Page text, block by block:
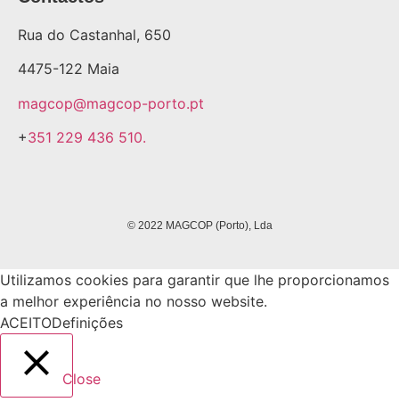
Rua do Castanhal, 650
4475-122 Maia
magcop@magcop-porto.pt
+351 229 436 510.
© 2022 MAGCOP (Porto), Lda
Utilizamos cookies para garantir que lhe proporcionamos
a melhor experiência no nosso website.
ACEITODefinições
Close